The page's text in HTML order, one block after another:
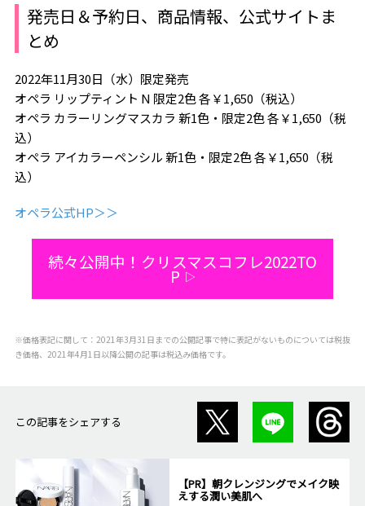
発売日＆予約日、商品情報、公式サイトま
とめ
2022年11月30日（水）限定発売
オペラ リップティント N 限定2色 各￥1,650（税込）
オペラ カラーリングマスカラ 新1色・限定2色 各￥1,650（税
込）
オペラ アイカラーペンシル 新1色・限定2色 各￥1,650（税
込）
オペラ公式HP＞＞
続々公開中！クリスマスコフレ2022TO
P ▷
※価格表記に関して：2021年3月31日までの公開記事で特に表記がないものについては税抜
き価格、2021年4月1日以降公開の記事は税込み価格です。
この記事をシェアする
【PR】朝クレンジングでメイク映
えする潤い美肌へ